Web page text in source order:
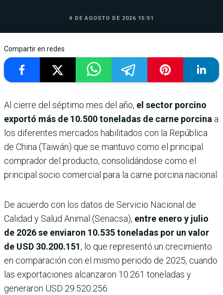
4 DE AGOSTO DE 2026 15:51
Compartir en redes
Al cierre del séptimo mes del año, el sector porcino
exportó más de 10.500 toneladas de carne porcina a
los diferentes mercados habilitados con la República
de China (Taiwán) que se mantuvo como el principal
comprador del producto, consolidándose como el
principal socio comercial para la carne porcina nacional.
De acuerdo con los datos de Servicio Nacional de
Calidad y Salud Animal (Senacsa), entre enero y julio
de 2026 se enviaron 10.535 toneladas por un valor
de USD 30.200.151, lo que representó un crecimiento
en comparación con el mismo periodo de 2025, cuando
las exportaciones alcanzaron 10.261 toneladas y
generaron USD 29.520.256.